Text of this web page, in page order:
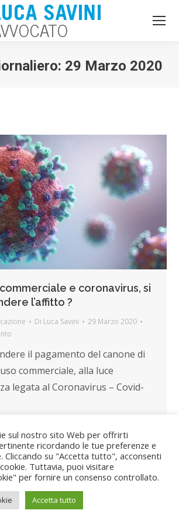
29 Marzo 2020
e coronavirus, si
l’affitto ?
Di Luca Savini
29 Marzo 2020
il pagamento del canone di
commerciale, alla luce
legata al Coronavirus – Covid-
sul nostro sito Web per offrirti
ricordando le tue preferenze e
Cliccando su "Accetta tutto", acconsenti
Tuttavia, puoi visitare
per fornire un consenso controllato.
Accetta tutto